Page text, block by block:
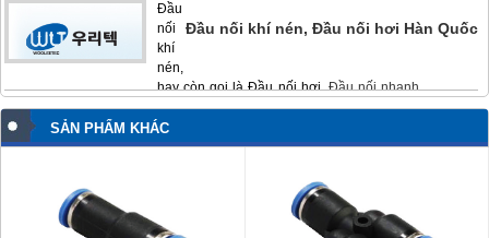
Đầu nối khí nén, Đầu nối hơi Hàn Quốc
Đầu
nối
khí
nén,
hay còn gọi là Đầu nối hơi,Đầu nối nhanh
hoặc Fitting, là loại đầu nối khí phổ ...
SẢN PHẨM KHÁC